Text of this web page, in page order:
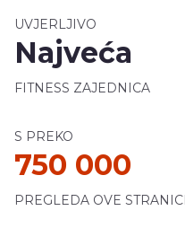
UVJERLJIVO
Najveća
FITNESS ZAJEDNICA
S PREKO
750 000
PREGLEDA OVE